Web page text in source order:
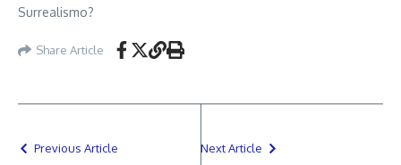
Surrealismo?
Share Article
Previous Article Next Article